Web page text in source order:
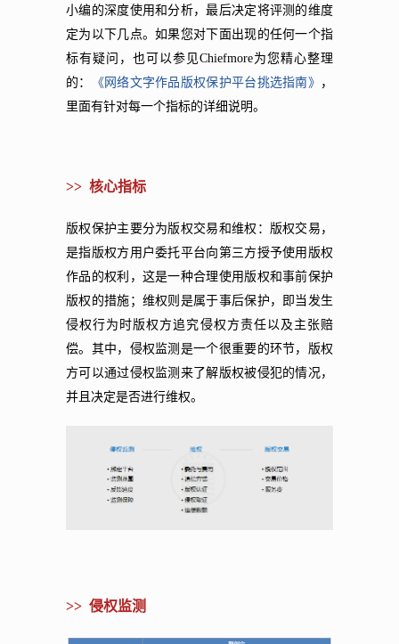
小编的深度使用和分析，最后决定将评测的维度
定为以下几点。如果您对下面出现的任何一个指
标有疑问，也可以参见Chiefmore为您精心整理
的：
《网络文字作品版权保护平台挑选指南》 ，
里面有针对每一个指标的详细说明。
>> 核心指标
版权保护主要分为版权交易和维权：版权交易，
是指版权方用户委托平台向第三方授予使用版权
作品的权利，这是一种合理使用版权和事前保护
版权的措施；维权则是属于事后保护，即当发生
侵权行为时版权方追究侵权方责任以及主张赔
偿。其中，侵权监测是一个很重要的环节，版权
方可以通过侵权监测来了解版权被侵犯的情况，
并且决定是否进行维权。
>> 侵权监测